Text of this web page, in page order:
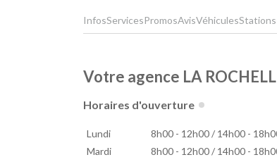
InfosServicesPromosAvisVéhicules
Votre agence LA
Horaires d'ouverture
Lundi
8h00 - 12h00 / 14h00 -
Mardi
8h00 - 12h00 / 14h00 -